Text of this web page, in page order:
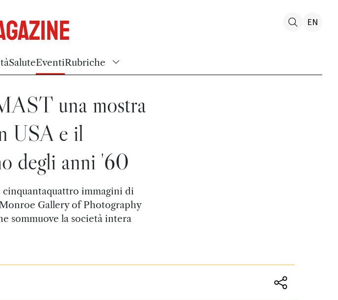
SaluteEventiRubriche
EN
una mostra
USA e il
degli anni '60
cinquantaquattro immagini di
Gallery of Photography
sommuove la società intera